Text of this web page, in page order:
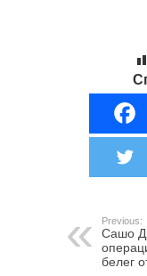
Previous:
Сашо
белег